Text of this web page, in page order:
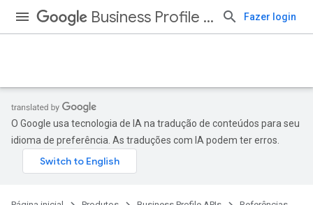
Business Profile APIs Fazer login
O Google usa tecnologia de IA na tradução de conteúdos para seu
idioma de preferência. As traduções com IA podem ter erros.